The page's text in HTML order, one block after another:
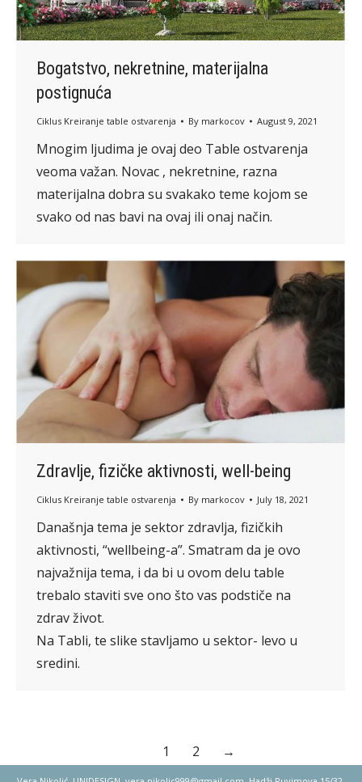
Bogatstvo, nekretnine, materijalna
postignuća
Ciklus Kreiranje table ostvarenja By markocov August 9, 2021
Mnogim ljudima je ovaj deo Table ostvarenja
veoma važan. Novac , nekretnine, razna
materijalna dobra su svakako teme kojom se
svako od nas bavi na ovaj ili onaj način.
Zdravlje, fizičke aktivnosti, well-being
Ciklus Kreiranje table ostvarenja By markocov July 18, 2021
Današnja tema je sektor zdravlja, fizičkih
aktivnosti, “wellbeing-a”. Smatram da je ovo
najvažnija tema, i da bi u ovom delu table
trebalo staviti sve ono što vas podstiče na
zdrav život.
Na Tabli, te slike stavljamo u sektor- levo u
sredini.
1 2 →